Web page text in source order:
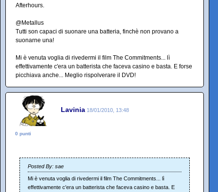
Afterhours.
@Metallus
Tutti son capaci di suonare una batteria, finchè non provano a
suonarne una!
Mi è venuta voglia di rivedermi il film The Commitments... lì
effettivamente c'era un batterista che faceva casino e basta. E forse
picchiava anche... Meglio rispolverare il DVD!
Lavinia 18/01/2010, 13:48
0 punti
Posted By: sae
Mi è venuta voglia di rivedermi il film The Commitments... lì
effettivamente c'era un batterista che faceva casino e basta. E